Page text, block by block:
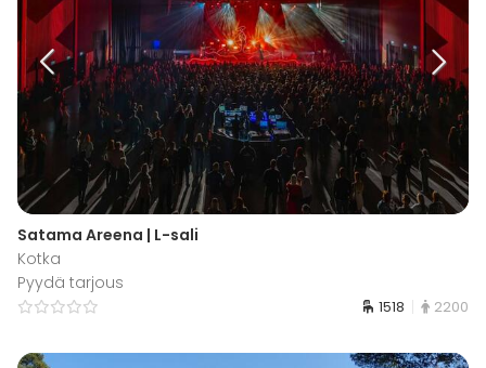
Satama Areena | L-sali
Kotka
Pyydä tarjous
1518 2200